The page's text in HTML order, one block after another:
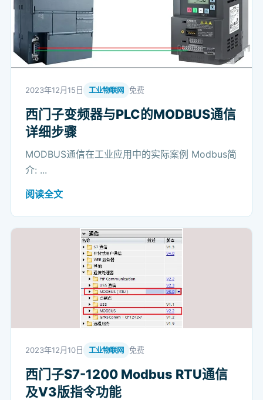
2023年12月15日 工业物联网 免费
西门子变频器与PLC的MODBUS通信
详细步骤
MODBUS通信在工业应用中的实际案例 Modbus简
介: ...
阅读全文
2023年12月10日 工业物联网 免费
西门子S7-1200 Modbus RTU通信
及V3版指令功能